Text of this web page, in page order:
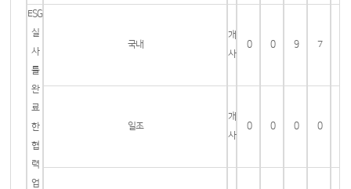
ESG
실
사
를
완
료
한
협
력
업
국내
개
사
0 0 9 7
일조
개
사
0 0 0 0